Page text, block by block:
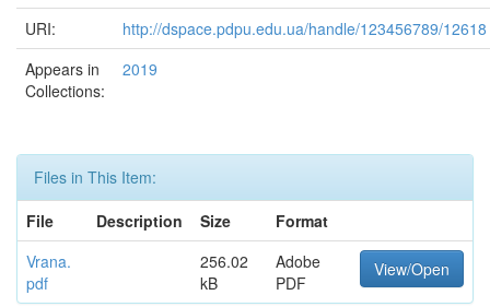
URI:
http://dspace.pdpu.edu.ua/handle/123456789/12618
Appears in
Collections:
2019
Files in This Item:
File
Description Size
Format
Vrana.
pdf
256.02
kB
Adobe
PDF
View/Open